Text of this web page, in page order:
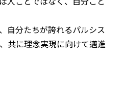
自分たちが誇れるパルシス
共に理念実現に向けて邁進